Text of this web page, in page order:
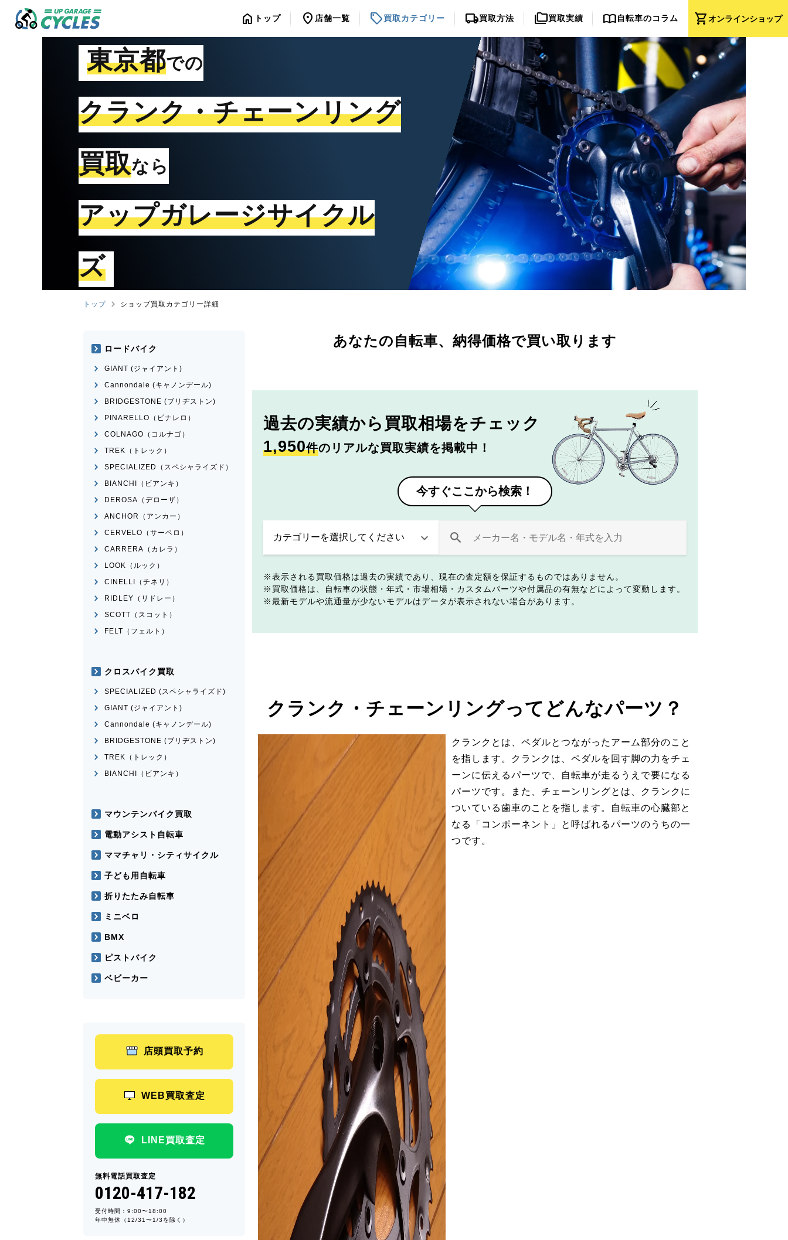
shopping_cartオンラインショップ
home トップ location_on 店舗一覧 sell買取カテゴリー local_shipping買取方法 folder_copy買取実績 import_contacts自転車のコラム
東京都での
クランク・チェーンリング
買取なら
アップガレージサイクル
ズ
トップ ショップ買取カテゴリー詳細
あなたの自転車、 納得価格で買い取ります
過去の実績から 買取相場をチェック
1,950件のリアルな買取実績を掲載中！
今すぐここから検索！
表示される買取価格は過去の実績であり、現在の査定額を保証するものではありません。
買取価格は、自転車の状態・年式・市場相場・カスタムパーツや付属品の有無などによって変動します。
最新モデルや流通量が少ないモデルはデータが表示されない場合があります。
クランク・チェーンリングってどんなパーツ？
クランクとは、ペダルとつながったアーム部分のこと
を指します。クランクは、ペダルを回す脚の力をチェ
ーンに伝えるパーツで、自転車が走るうえで要になる
パーツです。また、チェーンリングとは、クランクに
ついている歯車のことを指します。自転車の心臓部と
なる「コンポーネント」と呼ばれるパーツのうちの一
つです。
ロードバイク
GIANT (ジャイアント)
Cannondale (キャノンデール)
BRIDGESTONE (ブリヂストン)
PINARELLO（ピナレロ）
COLNAGO（コルナゴ）
TREK（トレック）
SPECIALIZED（スペシャライズド）
BIANCHI（ビアンキ）
DEROSA（デローザ）
ANCHOR（アンカー）
CERVELO（サーベロ）
CARRERA（カレラ）
LOOK（ルック）
CINELLI（チネリ）
RIDLEY（リドレー）
SCOTT（スコット）
FELT（フェルト）
クロスバイク買取
SPECIALIZED (スペシャライズド)
GIANT (ジャイアント)
Cannondale (キャノンデール)
BRIDGESTONE (ブリヂストン)
TREK（トレック）
BIANCHI（ビアンキ）
マウンテンバイク買取
電動アシスト自転車
ママチャリ・シティサイクル
子ども用自転車
折りたたみ自転車
ミニベロ
BMX
ピストバイク
ベビーカー
店頭買取予約
WEB買取査定
LINE買取査定
無料電話買取査定
0120-417-182
受付時間：9:00〜18:00
年中無休（12/31〜1/3を除く）